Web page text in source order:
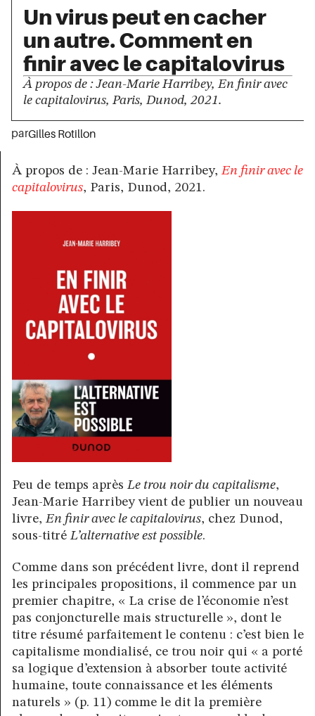
Un virus peut en cacher
un autre. Comment en
finir avec le capitalovirus
À propos de : Jean-Marie Harribey, En finir avec
le capitalovirus, Paris, Dunod, 2021.
parGilles Rotillon
À propos de : Jean-Marie Harribey,En finir avec le
capitalovirus, Paris, Dunod, 2021.
Peu de temps aprèsLe trou noir du capitalisme,
Jean-Marie Harribey vient de publier un nouveau
livre, En finir avec le capitalovirus, chez Dunod,
sous-titréL’alternative est possible.
Comme dans son précédent livre, dont il reprend
les principales propositions, il commence par un
premier chapitre, « La crise de l’économie n’est
pas conjoncturelle mais structurelle », dont le
titre résumé parfaitement le contenu : c’est bien le
capitalisme mondialisé, ce trou noir qui « a porté
sa logique d’extension à absorber toute activité
humaine, toute connaissance et les éléments
naturels » (p. 11) comme le dit la première